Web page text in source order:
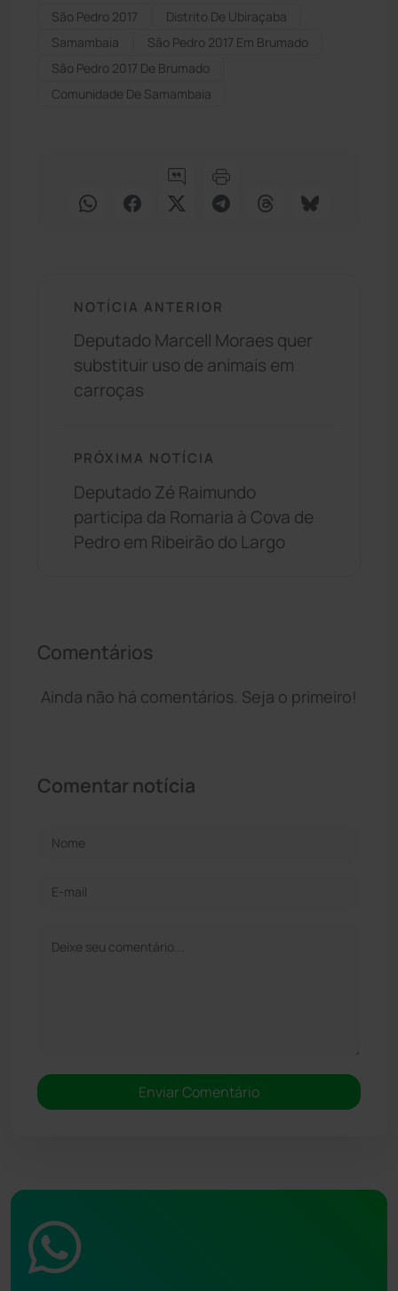
São Pedro 2017
Distrito De Ubiraçaba
Samambaia
São Pedro 2017 Em Brumado
São Pedro 2017 De Brumado
Comunidade De Samambaia
NOTÍCIA ANTERIOR
Deputado Marcell Moraes quer
substituir uso de animais em
carroças
PRÓXIMA NOTÍCIA
Deputado Zé Raimundo
participa da Romaria à Cova de
Pedro em Ribeirão do Largo
Comentários
Ainda não há comentários. Seja o primeiro!
Comentar notícia